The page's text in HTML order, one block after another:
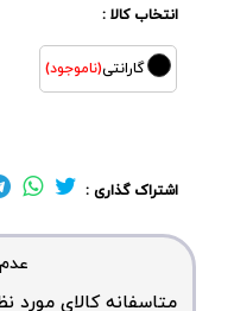
انتخاب کالا :
گارانتی(ناموجود)
اشتراک گذاری :
متاسفانه کالای